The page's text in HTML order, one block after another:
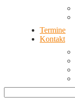
Termine
Kontakt